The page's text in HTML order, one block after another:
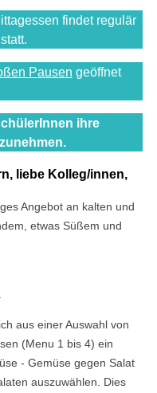
findet regulär
Pausen geöffnet
ihre
liebe Kolleg/innen,
Angebot an kalten und
etwas Süßem und
aus einer Auswahl von
(Menu 1 bis 4) ein
- Gemüse gegen Salat
auszuwählen. Dies